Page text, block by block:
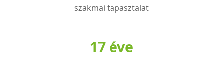
szakmai tapasztalat
17 éve